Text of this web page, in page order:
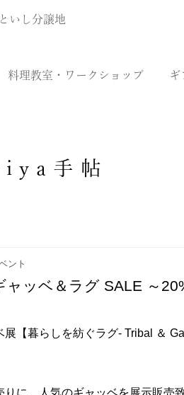
いし分譲地
料理教室・ワークショップ ギ
手帖
ント
ャッベ＆ラグ SALE ～
展 【暮らしを紡ぐラグ- Tribal ＆
りに、人気のギャッベを展示販売